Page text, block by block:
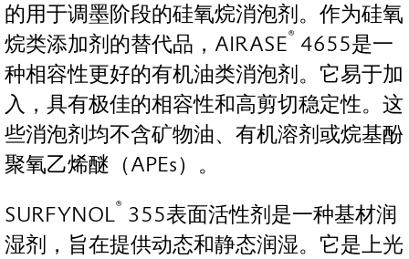
的用于调墨阶段的硅氧烷消泡剂。作为硅氧
烷类添加剂的替代品，AIRASE® 4655是一
种相容性更好的有机油类消泡剂。它易于加
入，具有极佳的相容性和高剪切稳定性。这
些消泡剂均不含矿物油、有机溶剂或烷基酚
聚氧乙烯醚（APEs）。
SURFYNOL® 355表面活性剂是一种基材润
湿剂，旨在提供动态和静态润湿。它是上光